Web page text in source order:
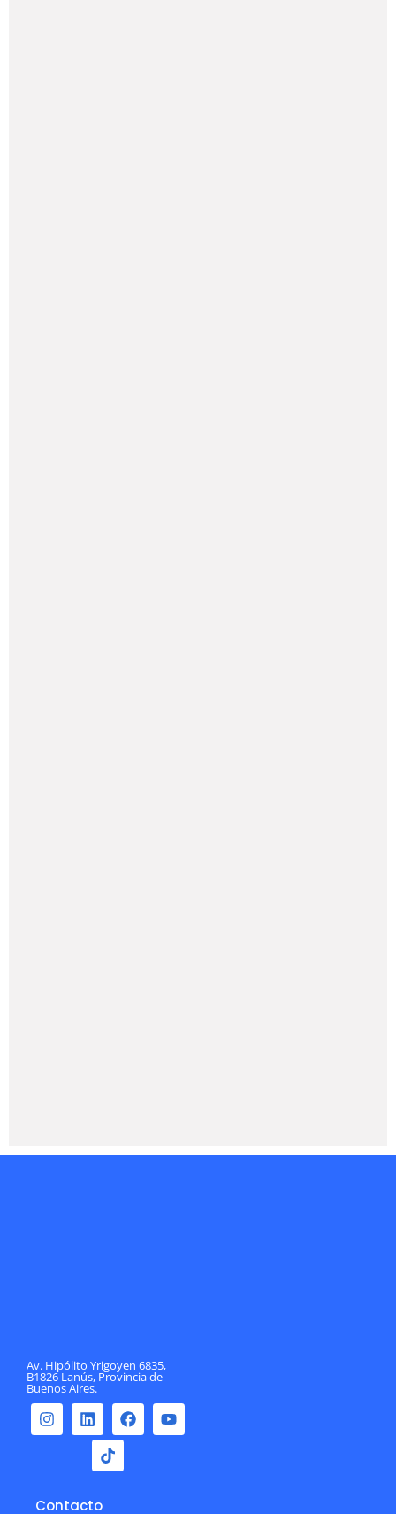
Av. Hipólito Yrigoyen 6835,
B1826 Lanús, Provincia de
Buenos Aires.
Contacto